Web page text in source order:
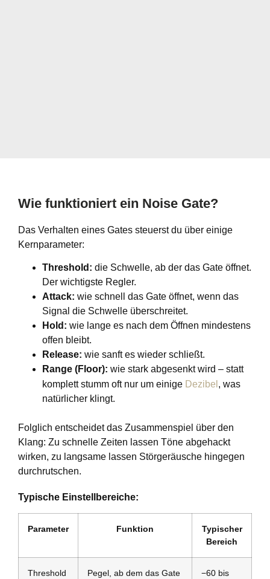
Wie funktioniert ein Noise Gate?
Das Verhalten eines Gates steuerst du über einige
Kernparameter:
Threshold: die Schwelle, ab der das Gate öffnet.
Der wichtigste Regler.
Attack: wie schnell das Gate öffnet, wenn das
Signal die Schwelle überschreitet.
Hold: wie lange es nach dem Öffnen mindestens
offen bleibt.
Release: wie sanft es wieder schließt.
Range (Floor): wie stark abgesenkt wird – statt
komplett stumm oft nur um einige Dezibel , was
natürlicher klingt.
Folglich entscheidet das Zusammenspiel über den
Klang: Zu schnelle Zeiten lassen Töne abgehackt
wirken, zu langsame lassen Störgeräusche hingegen
durchrutschen.
Typische Einstellbereiche:
Parameter Funktion
Typischer
Bereich
Threshold
Pegel, ab dem das Gate
−60 bis